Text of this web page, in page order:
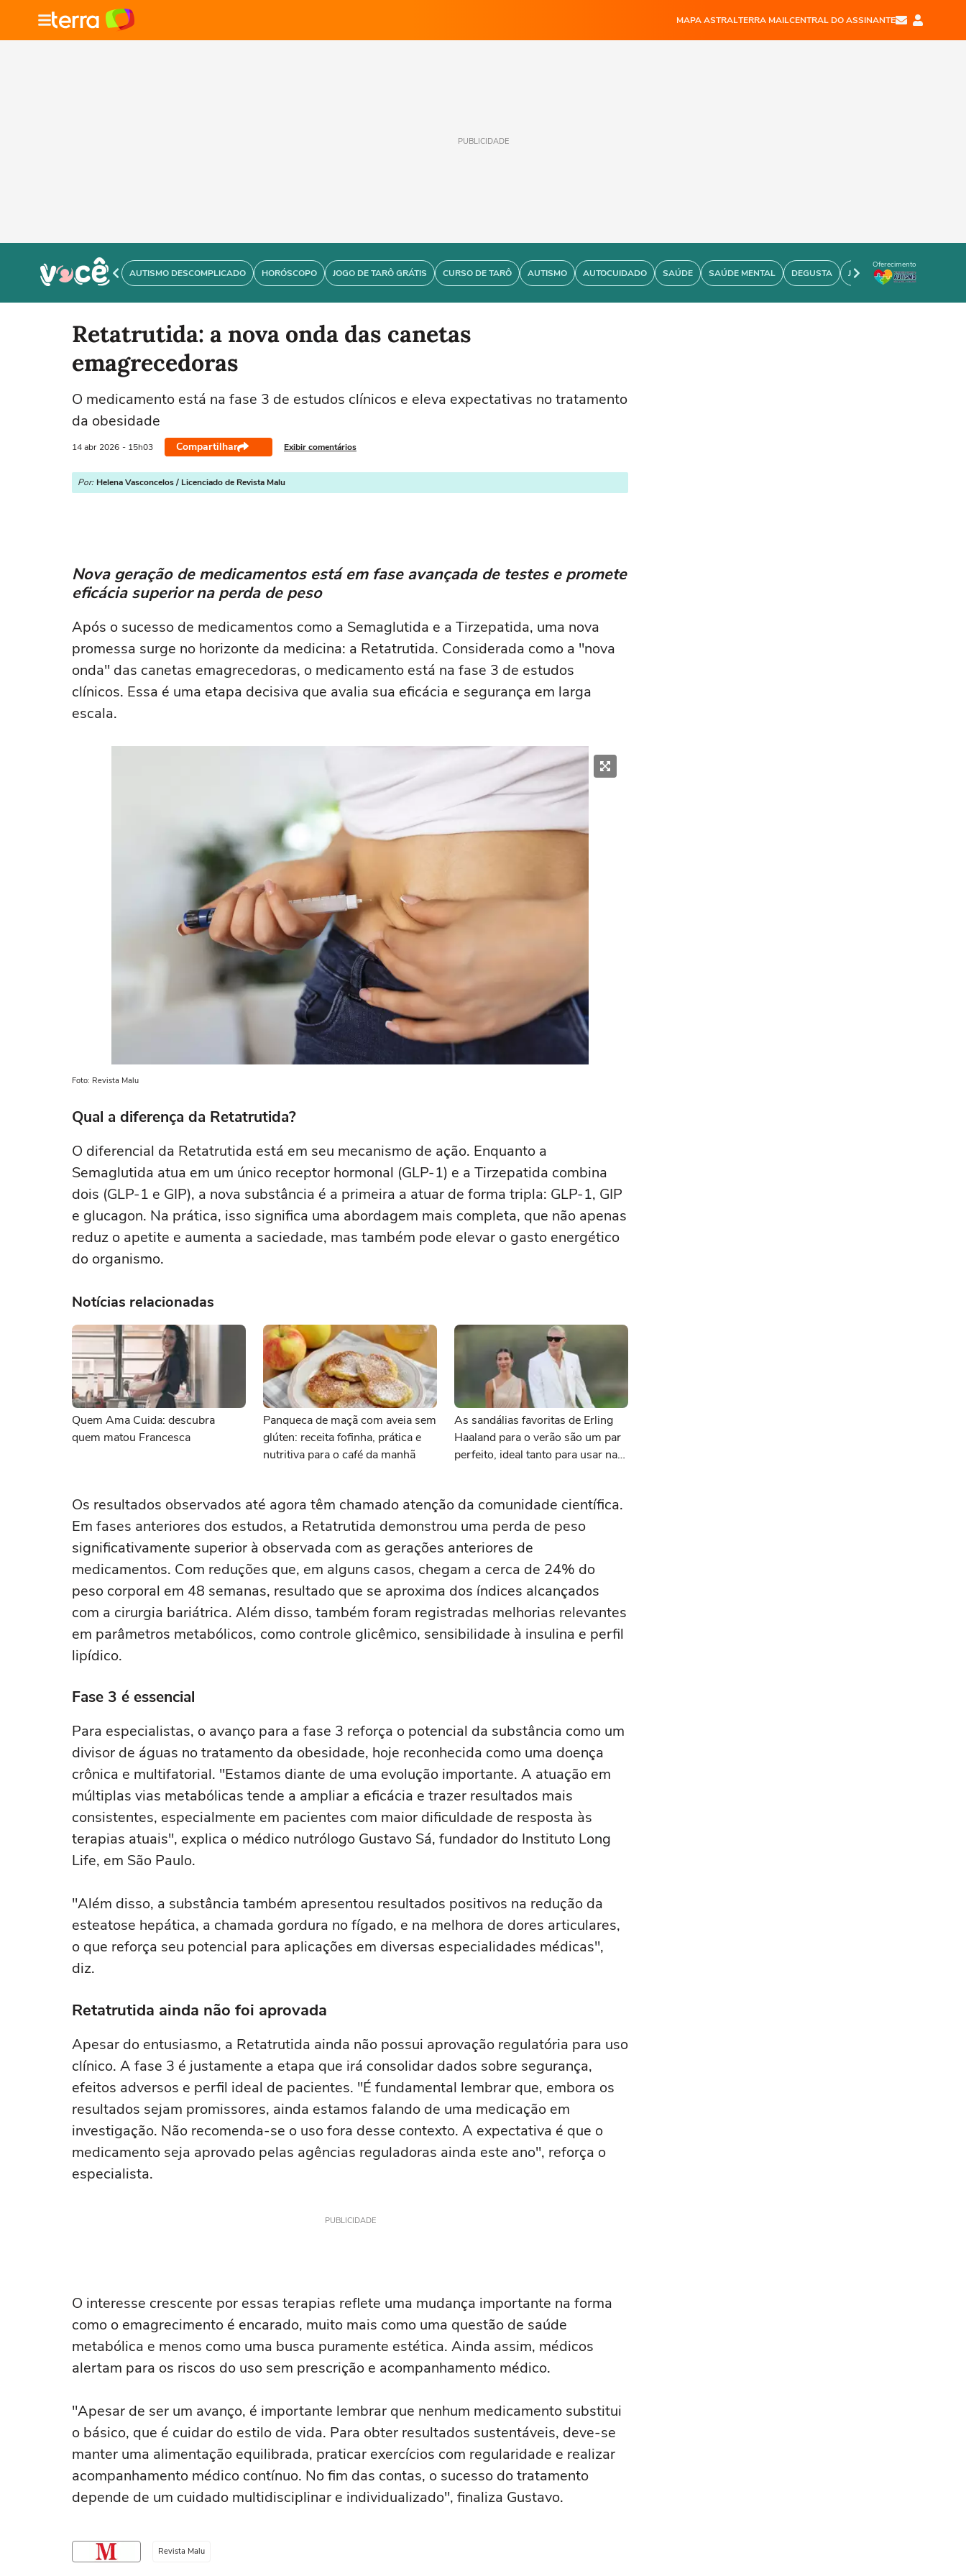
MAPA ASTRALTERRA MAILCENTRAL DO ASSINANTE
PUBLICIDADE
AUTISMO DESCOMPLICADO HORÓSCOPO JOGO DE TARÔ GRÁTIS CURSO DE TARÔ AUTISMO AUTOCUIDADO SAÚDE SAÚDE MENTAL DEGUSTA JOÃO BIDU PERSONARE
Oferecimento
Retatrutida: a nova onda das canetas
emagrecedoras
O medicamento está na fase 3 de estudos clínicos e eleva expectativas no tratamento
da obesidade
14 abr 2026 - 15h03 Compartilhar Exibir comentários
Por: Helena Vasconcelos / Licenciado de Revista Malu
Nova geração de medicamentos está em fase avançada de testes e promete
eficácia superior na perda de peso
Após o sucesso de medicamentos como a Semaglutida e a Tirzepatida, uma nova
promessa surge no horizonte da medicina: a Retatrutida. Considerada como a "nova
onda" das canetas emagrecedoras, o medicamento está na fase 3 de estudos
clínicos. Essa é uma etapa decisiva que avalia sua eficácia e segurança em larga
escala.
Foto: Revista Malu
Qual a diferença da Retatrutida?
O diferencial da Retatrutida está em seu mecanismo de ação. Enquanto a
Semaglutida atua em um único receptor hormonal (GLP-1) e a Tirzepatida combina
dois (GLP-1 e GIP), a nova substância é a primeira a atuar de forma tripla: GLP-1, GIP
e glucagon. Na prática, isso significa uma abordagem mais completa, que não apenas
reduz o apetite e aumenta a saciedade, mas também pode elevar o gasto energético
do organismo.
Notícias relacionadas
Quem Ama Cuida: descubra
quem matou Francesca
Panqueca de maçã com aveia sem
glúten: receita fofinha, prática e
nutritiva para o café da manhã
As sandálias favoritas de Erling
Haaland para o verão são um par
perfeito, ideal tanto para usar na
Os resultados observados até agora têm chamado atenção da comunidade científica.
Em fases anteriores dos estudos, a Retatrutida demonstrou uma perda de peso
significativamente superior à observada com as gerações anteriores de
medicamentos. Com reduções que, em alguns casos, chegam a cerca de 24% do
peso corporal em 48 semanas, resultado que se aproxima dos índices alcançados
com a cirurgia bariátrica. Além disso, também foram registradas melhorias relevantes
em parâmetros metabólicos, como controle glicêmico, sensibilidade à insulina e perfil
lipídico.
Fase 3 é essencial
Para especialistas, o avanço para a fase 3 reforça o potencial da substância como um
divisor de águas no tratamento da obesidade, hoje reconhecida como uma doença
crônica e multifatorial. "Estamos diante de uma evolução importante. A atuação em
múltiplas vias metabólicas tende a ampliar a eficácia e trazer resultados mais
consistentes, especialmente em pacientes com maior dificuldade de resposta às
terapias atuais", explica o médico nutrólogo Gustavo Sá, fundador do Instituto Long
Life, em São Paulo.
"Além disso, a substância também apresentou resultados positivos na redução da
esteatose hepática, a chamada gordura no fígado, e na melhora de dores articulares,
o que reforça seu potencial para aplicações em diversas especialidades médicas",
diz.
Retatrutida ainda não foi aprovada
Apesar do entusiasmo, a Retatrutida ainda não possui aprovação regulatória para uso
clínico. A fase 3 é justamente a etapa que irá consolidar dados sobre segurança,
efeitos adversos e perfil ideal de pacientes. "É fundamental lembrar que, embora os
resultados sejam promissores, ainda estamos falando de uma medicação em
investigação. Não recomenda-se o uso fora desse contexto. A expectativa é que o
medicamento seja aprovado pelas agências reguladoras ainda este ano", reforça o
especialista.
PUBLICIDADE
O interesse crescente por essas terapias reflete uma mudança importante na forma
como o emagrecimento é encarado, muito mais como uma questão de saúde
metabólica e menos como uma busca puramente estética. Ainda assim, médicos
alertam para os riscos do uso sem prescrição e acompanhamento médico.
"Apesar de ser um avanço, é importante lembrar que nenhum medicamento substitui
o básico, que é cuidar do estilo de vida. Para obter resultados sustentáveis, deve-se
manter uma alimentação equilibrada, praticar exercícios com regularidade e realizar
acompanhamento médico contínuo. No fim das contas, o sucesso do tratamento
depende de um cuidado multidisciplinar e individualizado", finaliza Gustavo.
Revista Malu